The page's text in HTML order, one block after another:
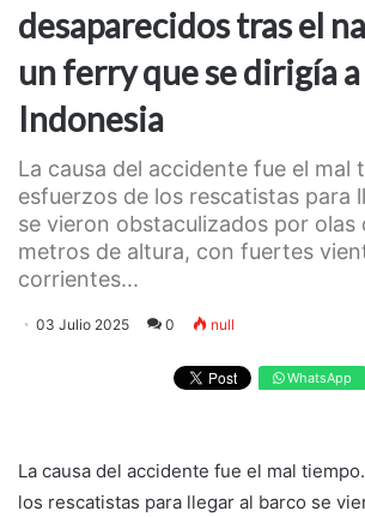
desaparecidos tras el
un ferry que se dirigía
Indonesia
La causa del accidente fue el mal
esfuerzos de los rescatistas para
se vieron obstaculizados por olas
metros de altura, con fuertes
corrientes...
03 Julio 2025 0 null
WhatsApp
La causa del accidente fue el mal
los rescatistas para llegar al barco se